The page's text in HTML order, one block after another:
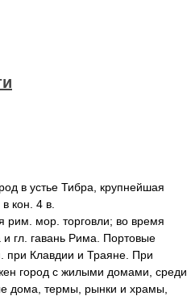
в устье Тибра, крупнейшая
кон. 4 в.
мор. торговли; во время
гл. гавань Рима. Портовые
при Клавдии и Траяне. При
город с жилыми домами, среди
дома, термы, рынки и храмы,